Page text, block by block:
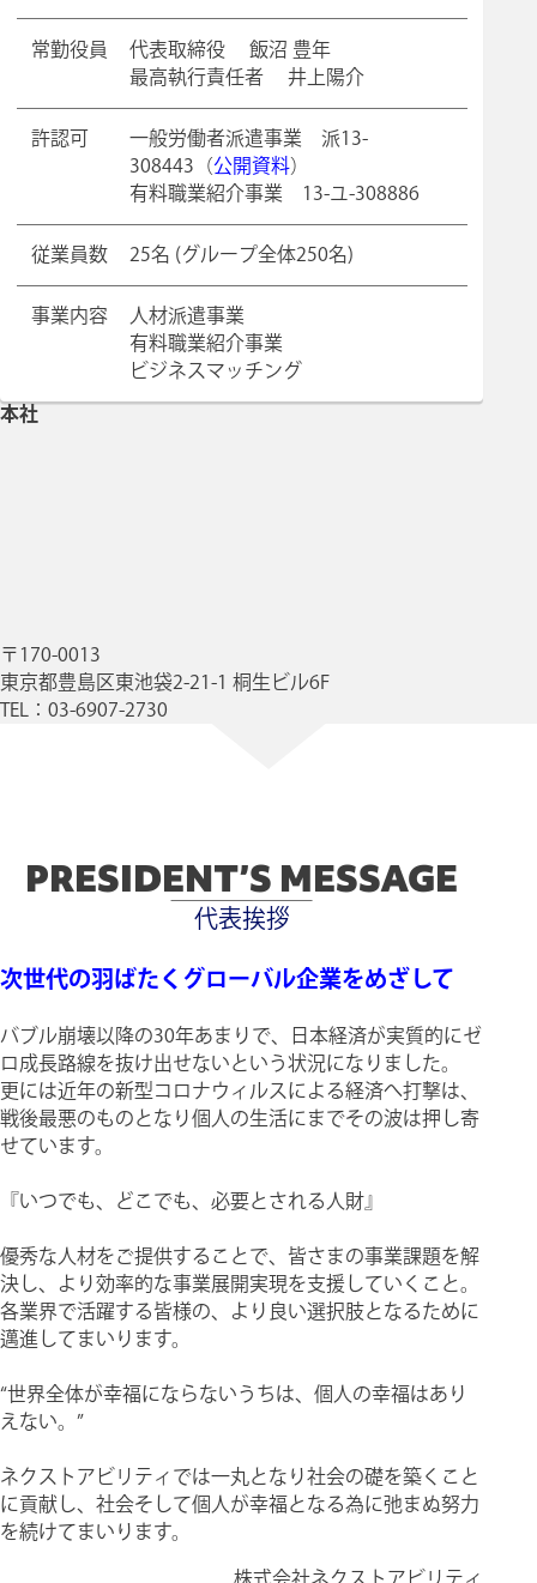
常勤役員
代表取締役 飯沼 豊年
最高執行責任者 井上陽介
許認可
一般労働者派遣事業 派13-
308443（公開資料）
有料職業紹介事業 13-ユ-308886
従業員数 25名 (グループ全体250名)
事業内容
人材派遣事業
有料職業紹介事業
ビジネスマッチング
本社
〒170-0013
東京都豊島区東池袋2-21-1 桐生ビル6F
TEL：03-6907-2730
代表挨拶
PRESIDENT’S MESSAGE
次世代の羽ばたくグローバル企業をめざして
バブル崩壊以降の30年あまりで、日本経済が実質的にゼ
ロ成長路線を抜け出せないという状況になりました。
更には近年の新型コロナウィルスによる経済へ打撃は、
戦後最悪のものとなり個人の生活にまでその波は押し寄
せています。
『いつでも、どこでも、必要とされる人財』
優秀な人材をご提供することで、皆さまの事業課題を解
決し、より効率的な事業展開実現を支援していくこと。
各業界で活躍する皆様の、より良い選択肢となるために
邁進してまいります。
“世界全体が幸福にならないうちは、個人の幸福はあり
えない。”
ネクストアビリティでは一丸となり社会の礎を築くこと
に貢献し、社会そして個人が幸福となる為に弛まぬ努力
を続けてまいります。
株式会社ネクストアビリティ